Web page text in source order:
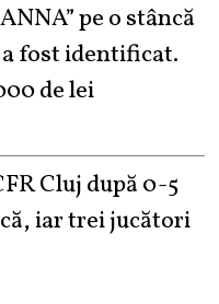
pe o stâncă
a fost identificat.
de lei
Cluj după 0-5
iar trei jucători